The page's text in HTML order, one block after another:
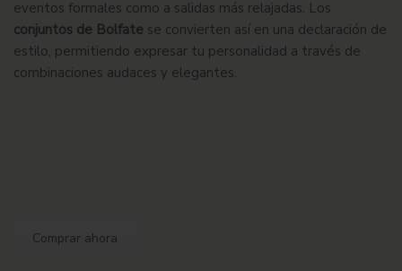
eventos formales como a salidas más relajadas. Los
conjuntos de Bolfate se convierten así en una declaración de
estilo, permitiendo expresar tu personalidad a través de
combinaciones audaces y elegantes.
Comprar ahora